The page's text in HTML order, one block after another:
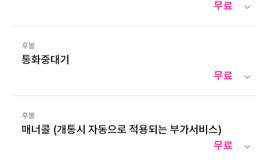
무료
후불
통화중대기
무료
후불
매너콜 (개통시 자동으로 적용되는 부가서비스)
무료